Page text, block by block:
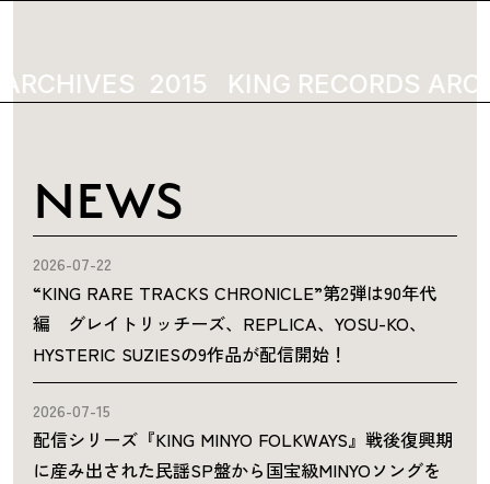
2015 KING RECORDS
NEWS
2026-07-22
“KING RARE TRACKS CHRONICLE”第2弾は90年代
編 グレイトリッチーズ、REPLICA、YOSU-KO、
HYSTERIC SUZIESの9作品が配信開始！
2026-07-15
配信シリーズ『KING MINYO FOLKWAYS』戦後復興期
に産み出された民謡SP盤から国宝級MINYOソングを